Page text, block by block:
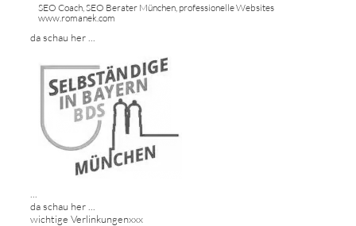
SEO Coach, SEO Berater München, professionelle Websites
www.romanek.com
da schau her ...
da schau her ...
wichtige Verlinkungenxxx